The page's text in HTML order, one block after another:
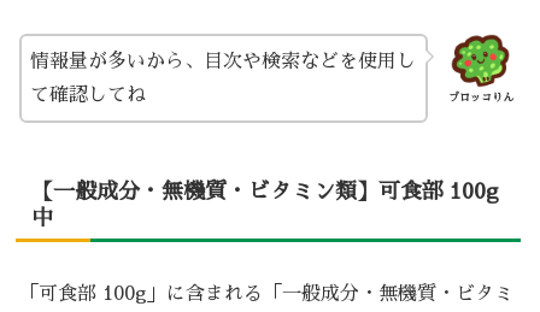
ブロッコりん
情報量が多いから、目次や検索などを使用し
て確認してね
【一般成分・無機質・ビタミン類】可食部 100g
中
「可食部 100g」に含まれる「一般成分・無機質・ビタミ